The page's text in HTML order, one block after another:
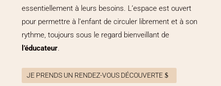
essentiellement à leurs besoins. L’espace est ouvert
pour permettre à l’enfant de circuler librement et à son
rythme, toujours sous le regard bienveillant de
l’éducateur.
JE PRENDS UN RENDEZ-VOUS DÉCOUVERTE